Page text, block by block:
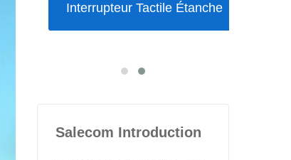
Interrupteur Tactile Étanche
Salecom Introduction